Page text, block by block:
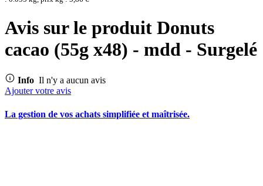
Avis sur le produit Donuts
cacao (55g x48) - mdd - Surgelé
Info Il n'y a aucun avis
Ajouter votre avis
La gestion de vos achats simplifiée et maîtrisée.